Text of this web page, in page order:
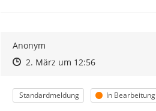
Anonym
Zeitpunkt des Erstellens
Zeitpunkt des Erstellens
2. März um 12:56Zur Äußerung
Kategorie
Standardmeldung Status
In Bearbeitung